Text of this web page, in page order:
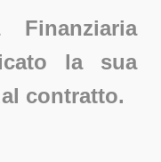
la sua
contratto.